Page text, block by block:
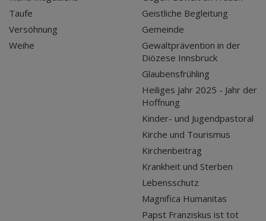
Taufe
Versöhnung
Weihe
Geistliche Begleitung
Gemeinde
Gewaltprävention in der
Diözese Innsbruck
Glaubensfrühling
Heiliges Jahr 2025 - Jahr der
Hoffnung
Kinder- und Jugendpastoral
Kirche und Tourismus
Kirchenbeitrag
Krankheit und Sterben
Lebensschutz
Magnifica Humanitas
Papst Franziskus ist tot